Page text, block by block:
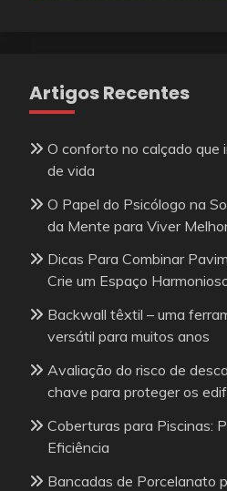
Artigos Recentes
O conforto no calçado que
de vida
O Papel do Psicólogo na
da Mente para Viver
Dicas Para Combinar
Crie um Espaço
Backwall têxtil – uma
versátil para muitos anos
Avaliação do risco de
chave para proteger os
Coberturas para Piscinas:
Eficiência
Bancadas de Porcelanato